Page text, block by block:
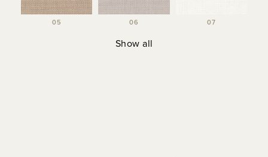
05 06 07
Show all